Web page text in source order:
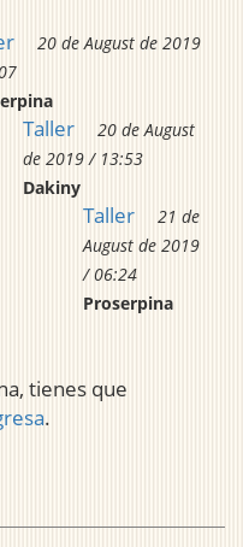
20 de August de 2019
Taller
20 de August
de 2019 / 13:53
Dakiny
Taller
21 de
August de 2019
/ 06:24
Proserpina
tienes que
.